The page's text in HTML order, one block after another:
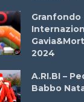
Granfondo
2024
A.RI.BI –
Babbo